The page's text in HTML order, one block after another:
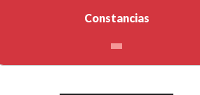
Constancias